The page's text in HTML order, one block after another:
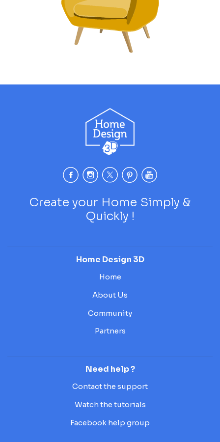
Create your Home Simply &
Quickly !
Home Design 3D
Home
About Us
Community
Partners
Need help ?
Contact the support
Watch the tutorials
Facebook help group